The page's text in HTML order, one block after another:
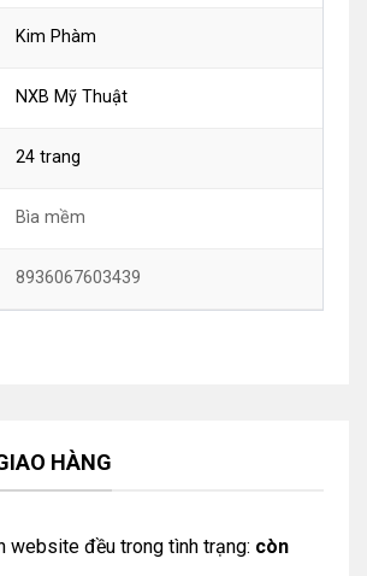
Kim Phàm
NXB Mỹ Thuật
24 trang
Bìa mềm
8936067603439
HÀNG
website đều trong tình trạng: còn